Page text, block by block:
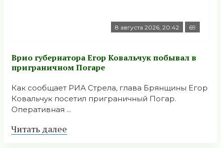
8 августа 2026, 20:42 69
Врио губернатора Егор Ковальчук побывал в
приграничном Погаре
Как сообщает РИА Стрела, глава Брянщины Егор
Ковальчук посетил приграничный Погар.
Оперативная ...
Читать далее